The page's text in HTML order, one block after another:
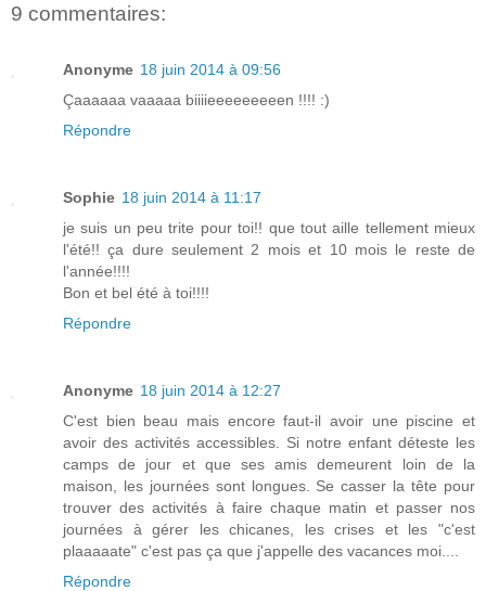
9 commentaires:
Anonyme 18 juin 2014 à 09:56
Çaaaaaa vaaaaa biiiieeeeeeeeen !!!! :)
Répondre
Sophie 18 juin 2014 à 11:17
je suis un peu trite pour toi!! que tout aille tellement mieux
l'été!! ça dure seulement 2 mois et 10 mois le reste de
l'année!!!!
Bon et bel été à toi!!!!
Répondre
Anonyme 18 juin 2014 à 12:27
C'est bien beau mais encore faut-il avoir une piscine et
avoir des activités accessibles. Si notre enfant déteste les
camps de jour et que ses amis demeurent loin de la
maison, les journées sont longues. Se casser la tête pour
trouver des activités à faire chaque matin et passer nos
journées à gérer les chicanes, les crises et les "c'est
plaaaaate" c'est pas ça que j'appelle des vacances moi....
Répondre